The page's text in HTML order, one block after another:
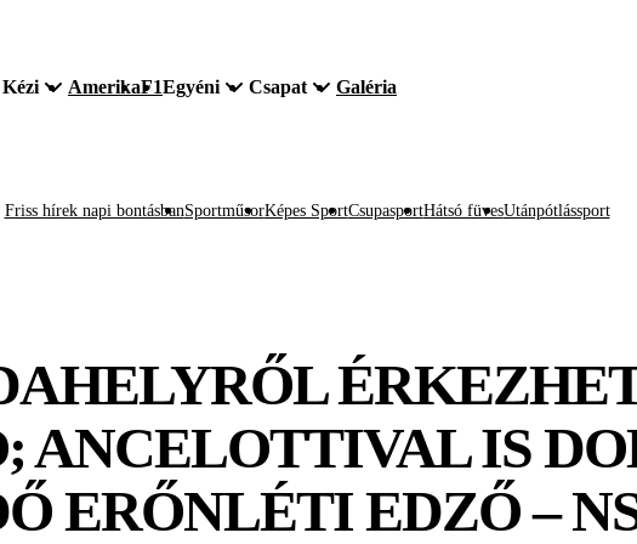
Kézi AmerikaF1Egyéni Csapat Galéria
Friss hírek napi bontásbanSportműsorKépes SportCsupasportHátsó füvesUtánpótlássport
ANCELOTTIVAL IS
ERŐNLÉTI EDZŐ –